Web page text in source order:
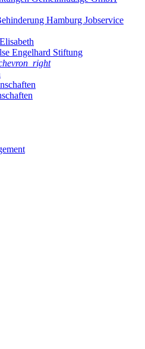
Hamburg Jobservice
Engelhard Stiftung